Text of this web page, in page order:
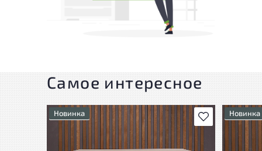
Самое интересное
В избранное
Новинка Новинка